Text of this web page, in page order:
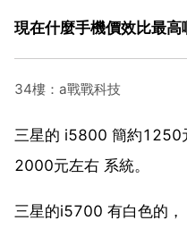
現在什麼手機價效比最高
34樓：a戰戰科技
三星的 i5800 簡約1250
2000元左右 系統。
三星的i5700 有白色的，